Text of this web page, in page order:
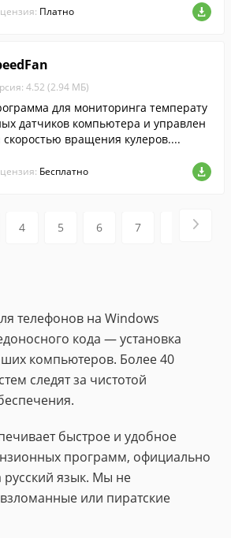
Платно
4.52 (2.94 МБ)
для мониторинга температу
датчиков компьютера и управлен
скоростью вращения кулеров....
Бесплатно
4 5 6 7
телефонов на Windows
кода — установка
компьютеров. Более 40
следят за чистотой
быстрое и удобное
программ, официально
язык. Мы не
или пиратские